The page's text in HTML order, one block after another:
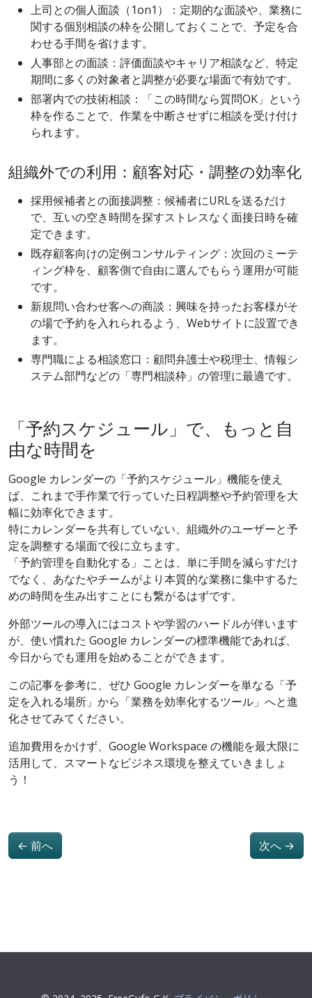
上司との個人面談（1on1）：定期的な面談や、業務に
関する個別相談の枠を公開しておくことで、予定を合
わせる手間を省けます。
人事部との面談：評価面談やキャリア相談など、特定
期間に多くの対象者と調整が必要な場面で有効です。
部署内での技術相談：「この時間なら質問OK」という
枠を作ることで、作業を中断させずに相談を受け付け
られます。
組織外での利用：顧客対応・調整の効率化
採用候補者との面接調整：候補者にURLを送るだけ
で、互いの空き時間を探すストレスなく面接日時を確
定できます。
既存顧客向けの定例コンサルティング：次回のミーテ
ィング枠を、顧客側で自由に選んでもらう運用が可能
です。
新規問い合わせ客への商談：興味を持ったお客様がそ
の場で予約を入れられるよう、Webサイトに設置でき
ます。
専門職による相談窓口：顧問弁護士や税理士、情報シ
ステム部門などの「専門相談枠」の管理に最適です。
「予約スケジュール」で、もっと自
由な時間を
Google カレンダーの「予約スケジュール」機能を使え
ば、これまで手作業で行っていた日程調整や予約管理を大
幅に効率化できます。
特にカレンダーを共有していない、組織外のユーザーと予
定を調整する場面で役に立ちます。
「予約管理を自動化する」ことは、単に手間を減らすだけ
でなく、あなたやチームがより本質的な業務に集中するた
めの時間を生み出すことにも繋がるはずです。
外部ツールの導入にはコストや学習のハードルが伴います
が、使い慣れた Google カレンダーの標準機能であれば、
今日からでも運用を始めることができます。
この記事を参考に、ぜひ Google カレンダーを単なる「予
定を入れる場所」から「業務を効率化するツール」へと進
化させてみてください。
追加費用をかけず、Google Workspace の機能を最大限に
活用して、スマートなビジネス環境を整えていきましょ
う！
← 前へ 次へ →